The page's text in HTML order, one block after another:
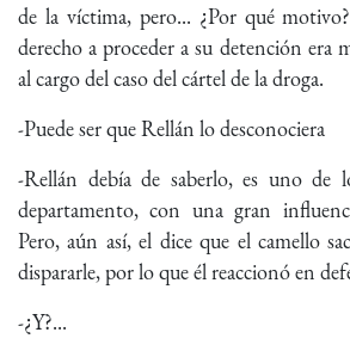
de la víctima, pero... ¿Por qué
derecho a proceder a su detención era
al cargo del caso del cártel de la droga.
-Puede ser que Rellán lo desconociera
-Rellán debía de saberlo, es uno de
departamento, con una gran
Pero, aún así, el dice que el camello
dispararle, por lo que él reaccionó en
-¿Y?...